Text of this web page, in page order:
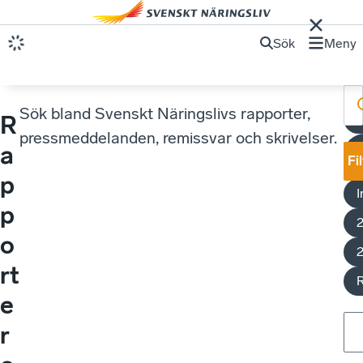
Sök Meny
R
a
p
p
o
rt
e
r
Sök bland Svenskt Näringslivs rapporter,
pressmeddelanden, remissvar och skrivelser.